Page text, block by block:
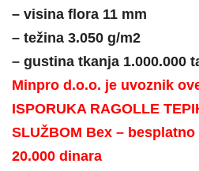
– visina flora 11 mm
– težina 3.050 g/m2
– gustina tkanja 1.000.000
Minpro d.o.o. je uvoznik
ISPORUKA RAGOLLE
SLUŽBOM Bex –
20.000 dinara